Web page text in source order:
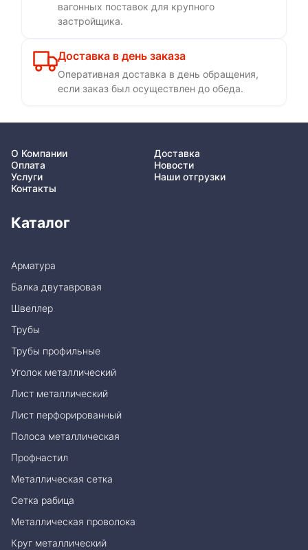
вагонных поставок для крупного
застройщика.
Доставка в день заказа
Оперативная доставка в день обращения,
если заказ был осуществлен до обеда.
О Компании
Доставка
Оплата
Новости
Услуги
Наши отгрузки
Контакты
Каталог
Арматура
Балка двутавровая
Швеллер
Трубы
Трубы профильные
Уголок металлический
Лист металлический
Лист перфорированный
Полоса металлическая
Профнастил
Металлическая сетка
Сетка рабица
Металлическая проволока
Круг металлический